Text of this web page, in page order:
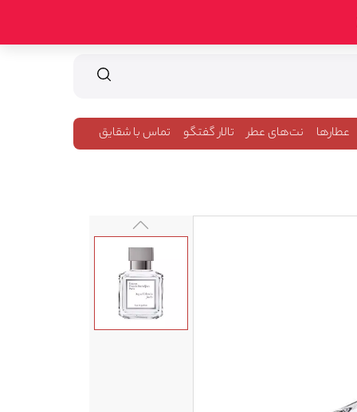
عطارها نت‌های عطر تالار گفتگو تماس با شقایق